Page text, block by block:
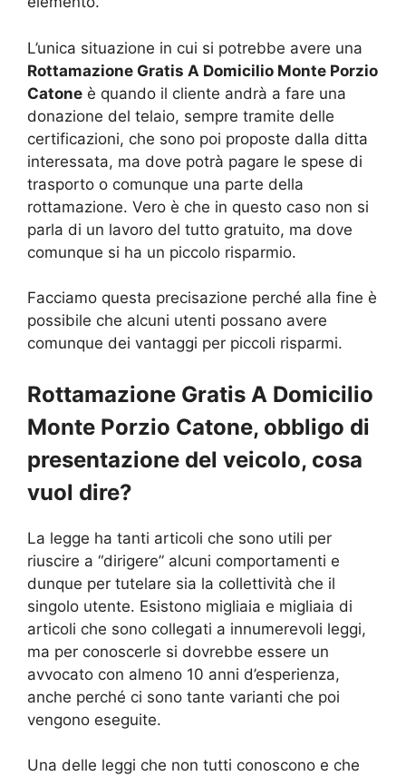
L’unica situazione in cui si potrebbe avere una
Rottamazione Gratis A Domicilio Monte Porzio
Catone è quando il cliente andrà a fare una
donazione del telaio, sempre tramite delle
certificazioni, che sono poi proposte dalla ditta
interessata, ma dove potrà pagare le spese di
trasporto o comunque una parte della
rottamazione. Vero è che in questo caso non si
parla di un lavoro del tutto gratuito, ma dove
comunque si ha un piccolo risparmio.
Facciamo questa precisazione perché alla fine è
possibile che alcuni utenti possano avere
comunque dei vantaggi per piccoli risparmi.
Rottamazione Gratis A Domicilio
Monte Porzio Catone, obbligo di
presentazione del veicolo, cosa
vuol dire?
La legge ha tanti articoli che sono utili per
riuscire a “dirigere” alcuni comportamenti e
dunque per tutelare sia la collettività che il
singolo utente. Esistono migliaia e migliaia di
articoli che sono collegati a innumerevoli leggi,
ma per conoscerle si dovrebbe essere un
avvocato con almeno 10 anni d’esperienza,
anche perché ci sono tante varianti che poi
vengono eseguite.
Una delle leggi che non tutti conoscono e che